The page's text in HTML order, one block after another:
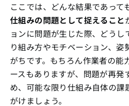
ここでは、どんな結果であって
仕組みの問題として捉えること
ョンに問題が生じた際、どうし
り組み方やモチベーション、姿
がちです。もちろん作業者の能
ースもありますが、問題が再発
め、可能な限り仕組み自体の課
がけましょう。